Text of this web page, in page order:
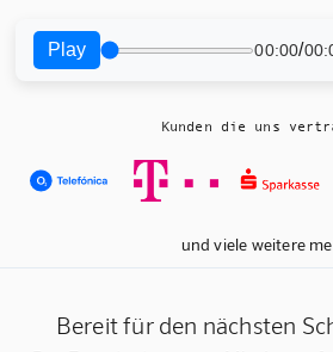
Play 00:00/
Kunden die uns
und viele weitere
Bereit für den nächsten